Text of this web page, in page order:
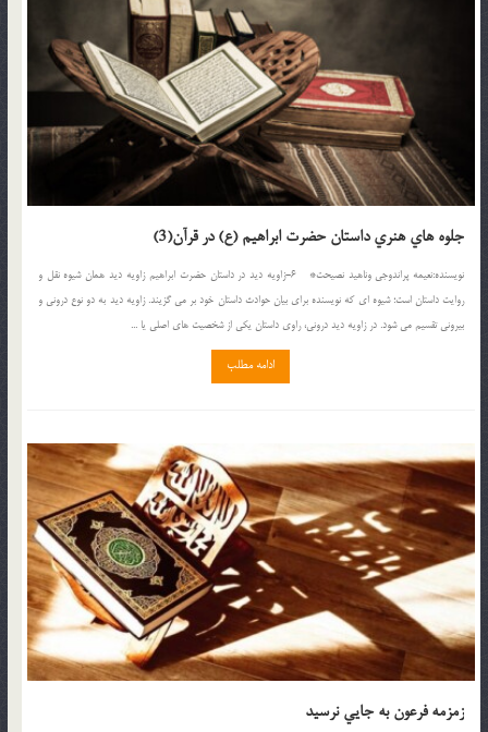
جلوه هاي هنري داستان حضرت ابراهيم (ع) در قرآن(3)
نويسنده:نعيمه پراندوجي وناهيد نصيحت* 6-زاويه ديد در داستان حضرت ابراهيم زاويه ديد همان شيوه نقل و
روايت داستان است؛ شيوه اي که نويسنده براي بيان حوادث داستان خود بر مي گزيند. زاويه ديد به دو نوع دروني و
بيروني تقسيم مي شود. در زاويه ديد دروني، راوي داستان يکي از شخصيت هاي اصلي يا ...
ادامه مطلب
زمزمه فرعون به جايي نرسيد